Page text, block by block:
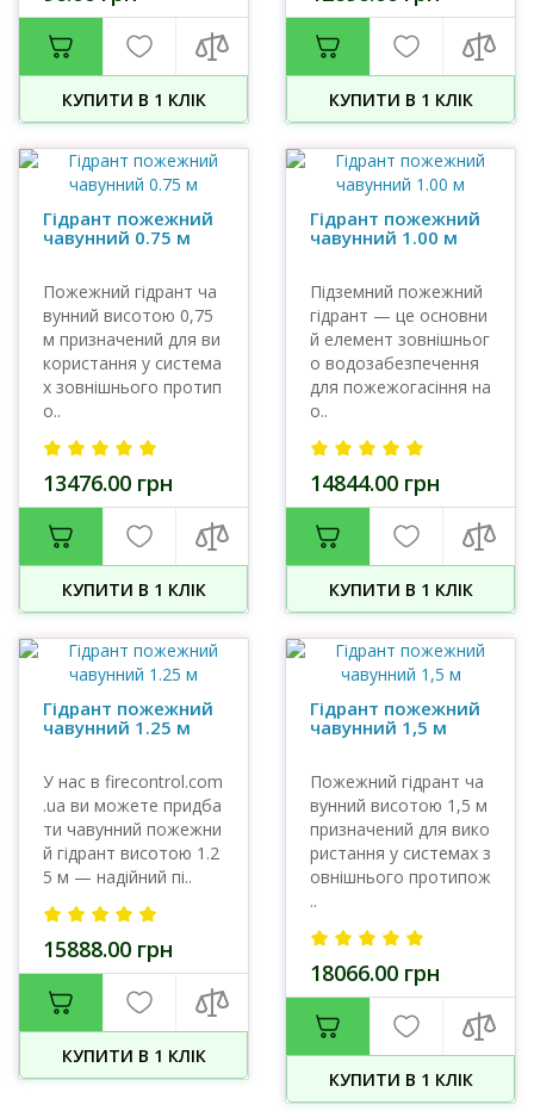
КУПИТИ В 1 КЛIК КУПИТИ В 1 КЛIК
Гідрант пожежний
чавунний 0.75 м
Пожежний гідрант ча
вунний висотою 0,75
м призначений для ви
користання у система
х зовнішнього протип
о..
13476.00 грн
КУПИТИ В 1 КЛIК
Гідрант пожежний
чавунний 1.00 м
Підземний пожежний
гідрант — це основни
й елемент зовнішньог
о водозабезпечення
для пожежогасіння на
о..
14844.00 грн
КУПИТИ В 1 КЛIК
Гідрант пожежний
чавунний 1.25 м
У нас в firecontrol.com
.ua ви можете придба
ти чавунний пожежни
й гідрант висотою 1.2
5 м — надійний пі..
15888.00 грн
КУПИТИ В 1 КЛIК
Гідрант пожежний
чавунний 1,5 м
Пожежний гідрант ча
вунний висотою 1,5 м
призначений для вико
ристання у системах з
овнішнього протипож
..
18066.00 грн
КУПИТИ В 1 КЛIК